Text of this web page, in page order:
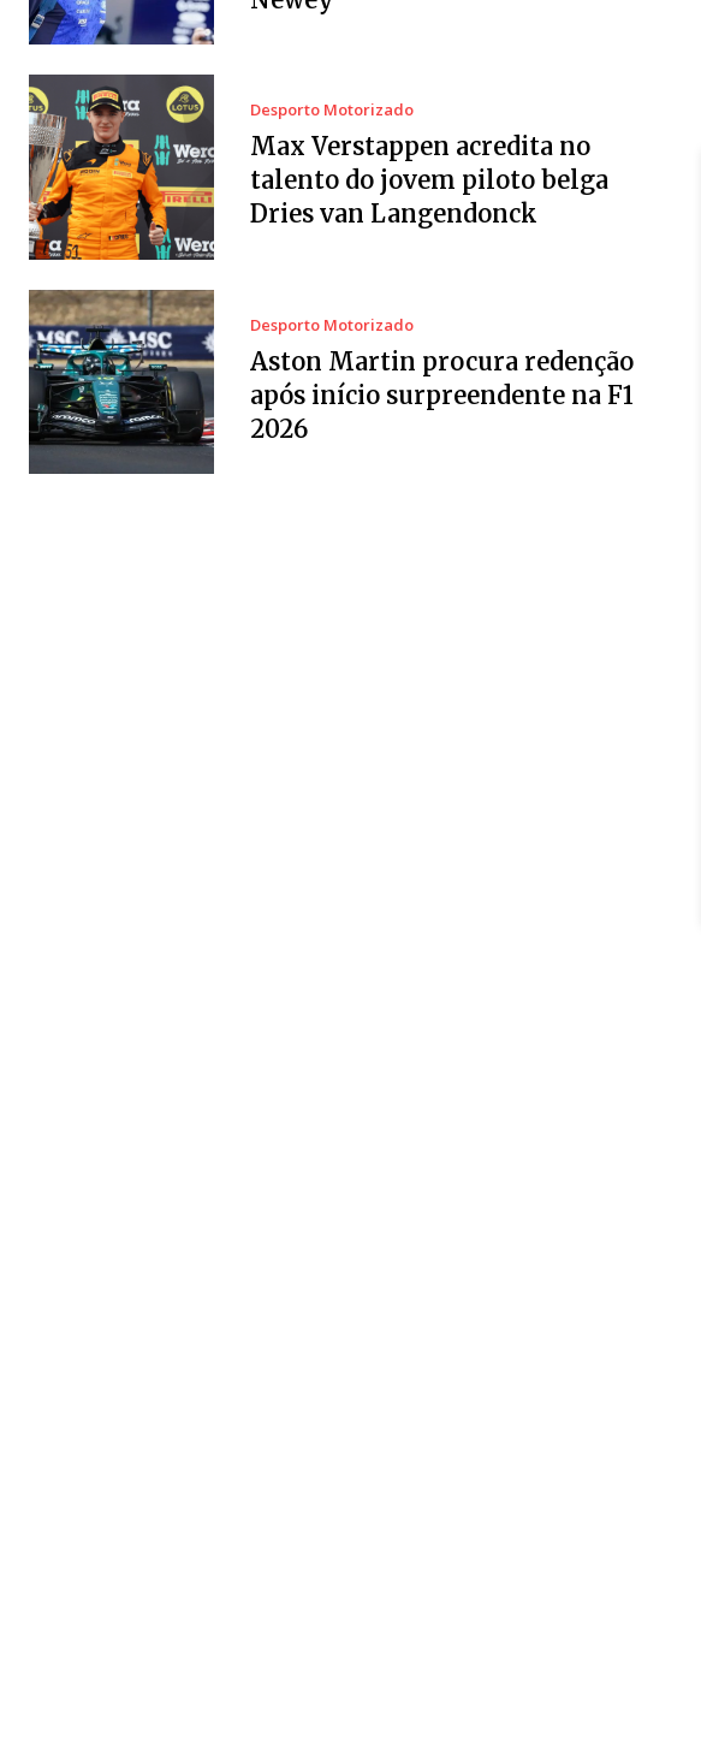
Desporto Motorizado
Max Verstappen acredita no
talento do jovem piloto belga
Dries van Langendonck
Desporto Motorizado
Aston Martin procura redenção
após início surpreendente na F1
2026